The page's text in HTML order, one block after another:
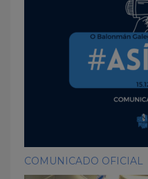
COMUNICADO OFICIAL